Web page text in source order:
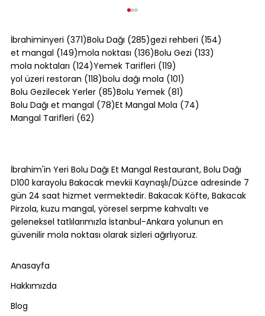
Saatler ve Alternatif Rotalar [2026]
İbrahiminyeri (371)371 yazı
Bolu Dağı (285)285 yazı
gezi rehberi (154)
et mangal (149)149 yazı
mola noktası (136)136 yazı
Bolu Gezi (133)
mola noktaları (124)124 yazı
Yemek Tarifleri (119)
yol üzeri restoran (118)118 yazı
bolu dağı mola (101)
Bolu Gezilecek Yerler (85)85 yazı
Bolu Yemek (81)
Bolu Dağı et mangal (78)78 yazı
Et Mangal Mola (74)
Mangal Tarifleri (62)
İbrahim'in Yeri Bolu Dağı Et Mangal Restaurant, Bolu Dağı
D100 karayolu Bakacak mevkii Kaynaşlı/Düzce adresinde 7
gün 24 saat hizmet vermektedir. Bakacak Köfte, Bakacak
Pirzola, kuzu mangal, yöresel serpme kahvaltı ve
geleneksel tatlılarımızla İstanbul-Ankara yolunun en
güvenilir mola noktası olarak sizleri ağırlıyoruz.
Anasayfa
Hakkımızda
Blog